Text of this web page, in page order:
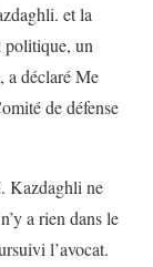
et la
politique, un
a déclaré Me
de défense
Kazdaghli ne
a rien dans le
l’avocat.